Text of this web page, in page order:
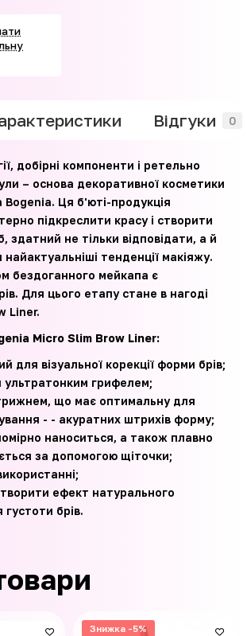
Відгуки 0
добірні компоненти і ретельно
– основа декоративної косметики
Bogenia. Ця б'юті-продукція
підкреслити красу і створити
здатний не тільки відповідати, а й
тенденції макіяжу.
бездоганного мейкапа є
Для цього етапу стане в нагоді
Liner.
Micro Slim Brow Liner:
для візуальної корекції форми брів;
грифелем;
що має оптимальну для
- - акуратних штрихів форму;
наноситься, а також плавно
за допомогою щіточки;
ефект натурального
густоти брів.
Знижка -5%